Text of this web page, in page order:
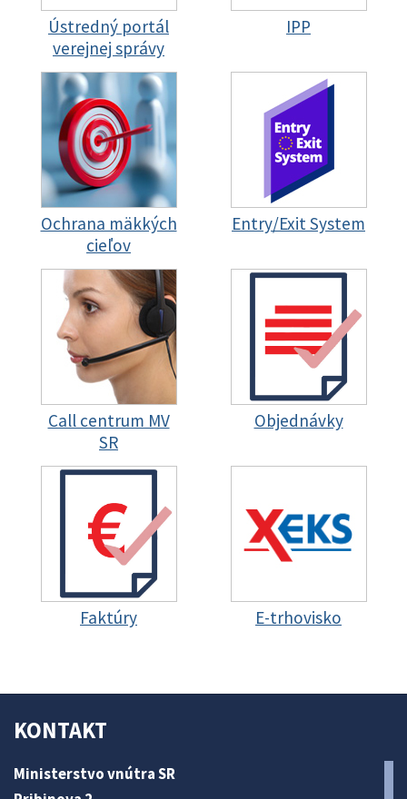
Ústredný portál
verejnej správy
IPP
Ochrana mäkkých
cieľov
Entry/Exit System
Call centrum MV
SR
Objednávky
Faktúry E-trhovisko
KONTAKT
Ministerstvo vnútra SR